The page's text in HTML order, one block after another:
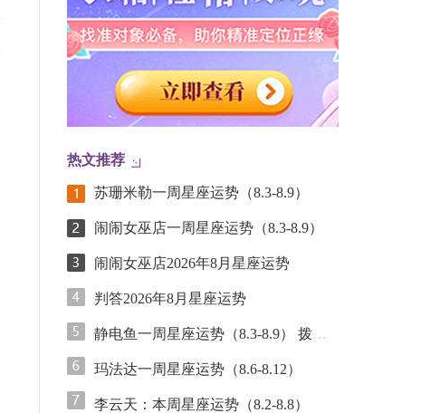
热文推荐
苏珊米勒一周星座运势（8.3-8.9）
闹闹女巫店一周星座运势（8.3-8.9）
闹闹女巫店2026年8月星座运势
判答2026年8月星座运势
静电鱼一周星座运势（8.3-8.9） 拨云见日，废墟上的理性重构
玛法达一周星座运势（8.6-8.12）
李云天：本周星座运势（8.2-8.8）